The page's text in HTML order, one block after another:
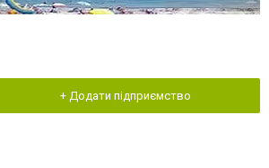
+ Додати підприємство